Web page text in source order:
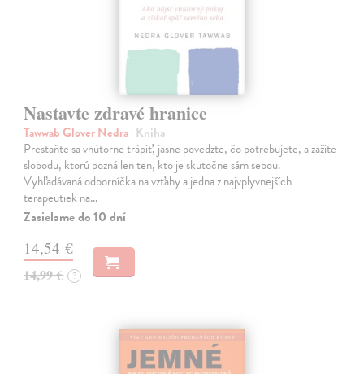
Nastavte zdravé hranice
Tawwab Glover Nedra| Kniha
Prestaňte sa vnútorne trápiť, jasne povedzte, čo potrebujete, a zažite
slobodu, ktorú pozná len ten, kto je skutočne sám sebou.
Vyhľadávaná odborníčka na vzťahy a jedna z najvplyvnejších
terapeutiek na…
Zasielame do 10 dní
14,54 €
14,99 € ?